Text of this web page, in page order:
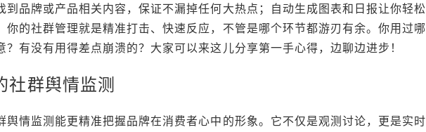
到品牌或产品相关内容，保证不漏掉任何大热点；自动生成图表和日报让你轻松
你的社群管理就是精准打击、快速反应，不管是哪个环节都游刃有余。你用过哪
有没有用得差点崩溃的？大家可以来这儿分享第一手心得，边聊边进步！
社群舆情监测
舆情监测能更精准把握品牌在消费者心中的形象。它不仅是观测讨论，更是实时